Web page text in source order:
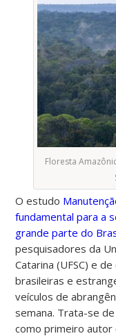
Floresta
O estudo
fundamental para a
grande parte do
pesquisadores da
Catarina (UFSC) e
brasileiras e
veículos de
semana. Trata-se de
como primeiro